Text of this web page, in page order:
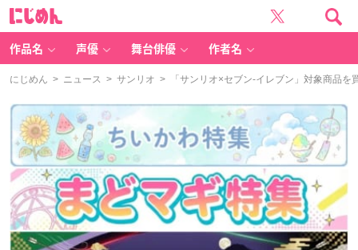
作品名 声優 舞台俳優 作者名
にじめん > ニュース > サンリオ > 「サンリオ×セブン-イレブン」対象商品を